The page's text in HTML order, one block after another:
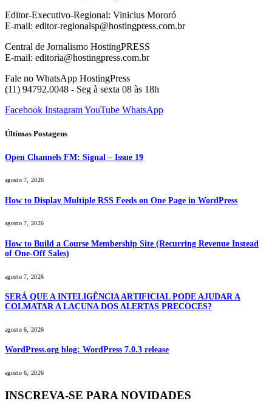
Editor-Executivo-Regional: Vinicius Mororó
E-mail: editor-regionalsp@hostingpress.com.br
Central de Jornalismo HostingPRESS
E-mail: editoria@hostingpress.com.br
Fale no WhatsApp HostingPress
(11) 94792.0048 - Seg à sexta 08 às 18h
Facebook InstagramYouTube WhatsApp
Últimas Postagens
Open Channels FM: Signal – Issue 19
agosto 7, 2026
How to Display Multiple RSS Feeds on One Page in WordPress
agosto 7, 2026
How to Build a Course Membership Site (Recurring Revenue Instead
of One-Off Sales)
agosto 7, 2026
SERÁ QUE A INTELIGÊNCIA ARTIFICIAL PODE AJUDAR A
COLMATAR A LACUNA DOS ALERTAS PRECOCES?
agosto 6, 2026
WordPress.org blog: WordPress 7.0.3 release
agosto 6, 2026
INSCREVA-SE PARA NOVIDADES